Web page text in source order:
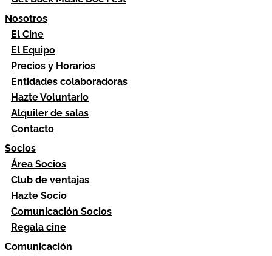
Nosotros
El Cine
El Equipo
Precios y Horarios
Entidades colaboradoras
Hazte Voluntario
Alquiler de salas
Contacto
Socios
Área Socios
Club de ventajas
Hazte Socio
Comunicación Socios
Regala cine
Comunicación